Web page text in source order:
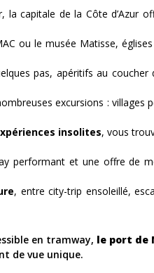
capitale de la Côte d’Azur
ou le musée Matisse,
pas, apéritifs au
excursions : villages
insolites, vous
performant et une offre de
, entre city-trip ensoleillé,
en tramway, le port de
de vue unique.